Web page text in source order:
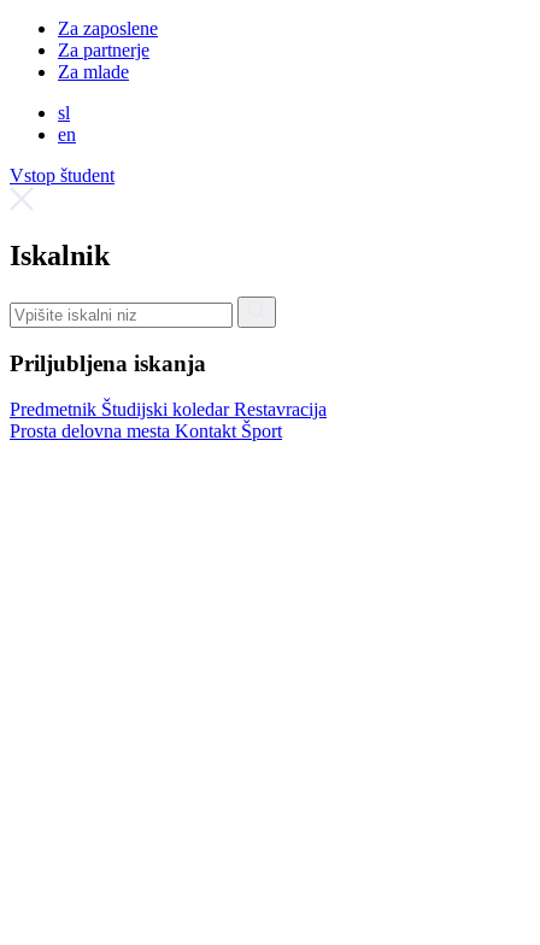
Za zaposlene
Za partnerje
Za mlade
sl
en
Vstop študent
Iskalnik
Priljubljena iskanja
Predmetnik Študijski koledarRestavracija
Prosta delovna mesta Kontakt Šport